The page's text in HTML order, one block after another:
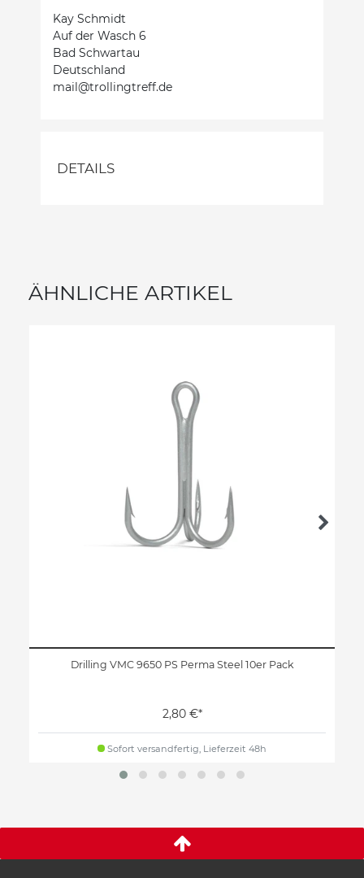
Kay Schmidt
Auf der Wasch 6
Bad Schwartau
Deutschland
mail@trollingtreff.de
DETAILS
ÄHNLICHE ARTIKEL
Drilling VMC 9650 PS Perma Steel 10er Pack
2,80 €*
Sofort versandfertig, Lieferzeit 48h